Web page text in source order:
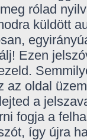
rólad
küldött
Ezen
az oldal
a
fogja a
így újra